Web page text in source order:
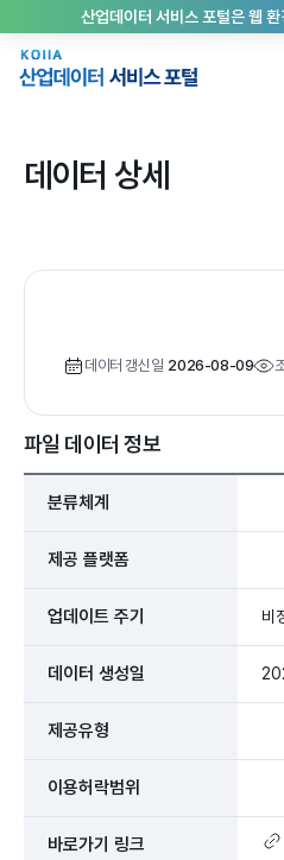
산업데이터 서비스 포털은 웹
데이터 상세
데이터 갱신일 2026-08-09
파일 데이터 정보
분류체계
제공 플랫폼
업데이트 주기 비
데이터 생성일
제공유형
이용허락범위
바로가기 링크